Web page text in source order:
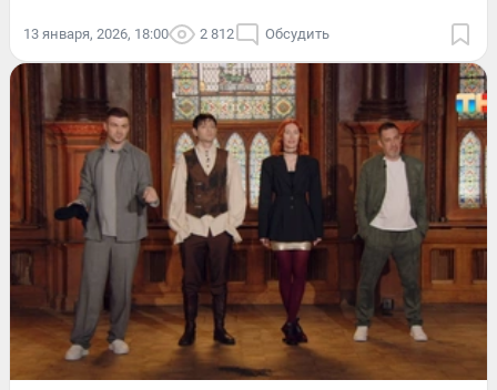
13 января, 2026, 18:00 2 812 Обсудить